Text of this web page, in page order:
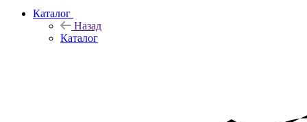
Каталог
Назад
Каталог